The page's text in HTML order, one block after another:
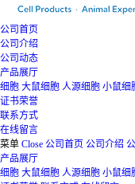
公司首页
公司介绍
公司动态
产品展厅
细胞 大鼠细胞 人源细胞 小鼠细
证书荣誉
联系方式
在线留言
菜单 Close 公司首页 公司介绍
产品展厅
细胞 大鼠细胞 人源细胞 小鼠细